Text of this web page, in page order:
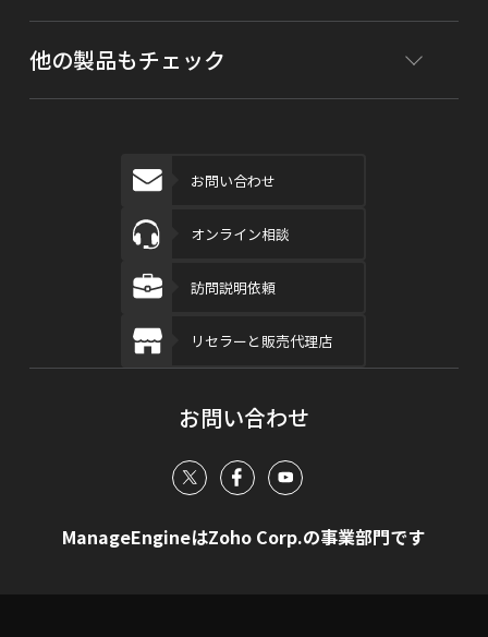
他の製品もチェック
お問い合わせ
オンライン相談
訪問説明依頼
リセラーと販売代理店
お問い合わせ
ManageEngineはZoho Corp.の事業部門です